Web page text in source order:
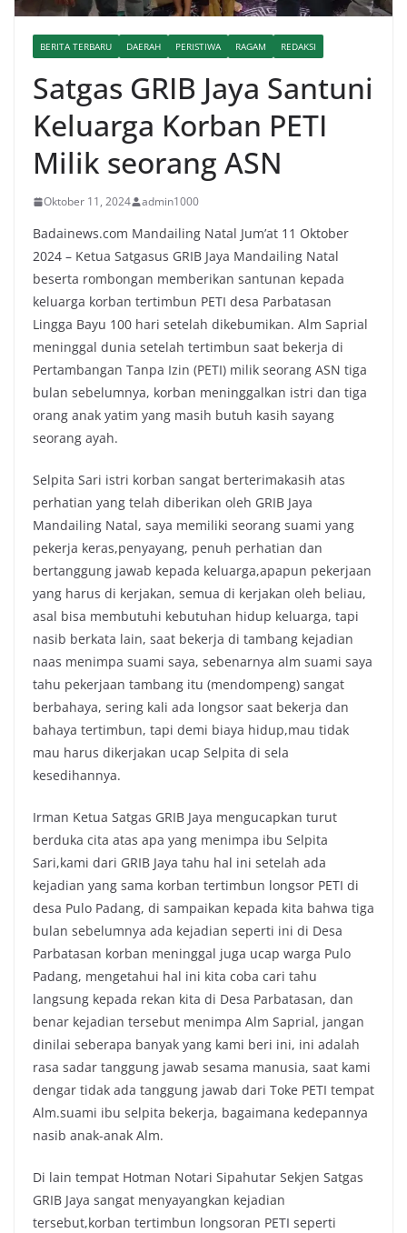
BERITA TERBARU DAERAH PERISTIWA RAGAM REDAKSI
Satgas GRIB Jaya Santuni
Keluarga Korban PETI
Milik seorang ASN
Oktober 11, 2024 admin1000
Badainews.com Mandailing Natal Jum’at 11 Oktober
2024 – Ketua Satgasus GRIB Jaya Mandailing Natal
beserta rombongan memberikan santunan kepada
keluarga korban tertimbun PETI desa Parbatasan
Lingga Bayu 100 hari setelah dikebumikan. Alm Saprial
meninggal dunia setelah tertimbun saat bekerja di
Pertambangan Tanpa Izin (PETI) milik seorang ASN tiga
bulan sebelumnya, korban meninggalkan istri dan tiga
orang anak yatim yang masih butuh kasih sayang
seorang ayah.
Selpita Sari istri korban sangat berterimakasih atas
perhatian yang telah diberikan oleh GRIB Jaya
Mandailing Natal, saya memiliki seorang suami yang
pekerja keras,penyayang, penuh perhatian dan
bertanggung jawab kepada keluarga,apapun pekerjaan
yang harus di kerjakan, semua di kerjakan oleh beliau,
asal bisa membutuhi kebutuhan hidup keluarga, tapi
nasib berkata lain, saat bekerja di tambang kejadian
naas menimpa suami saya, sebenarnya alm suami saya
tahu pekerjaan tambang itu (mendompeng) sangat
berbahaya, sering kali ada longsor saat bekerja dan
bahaya tertimbun, tapi demi biaya hidup,mau tidak
mau harus dikerjakan ucap Selpita di sela
kesedihannya.
Irman Ketua Satgas GRIB Jaya mengucapkan turut
berduka cita atas apa yang menimpa ibu Selpita
Sari,kami dari GRIB Jaya tahu hal ini setelah ada
kejadian yang sama korban tertimbun longsor PETI di
desa Pulo Padang, di sampaikan kepada kita bahwa tiga
bulan sebelumnya ada kejadian seperti ini di Desa
Parbatasan korban meninggal juga ucap warga Pulo
Padang, mengetahui hal ini kita coba cari tahu
langsung kepada rekan kita di Desa Parbatasan, dan
benar kejadian tersebut menimpa Alm Saprial, jangan
dinilai seberapa banyak yang kami beri ini, ini adalah
rasa sadar tanggung jawab sesama manusia, saat kami
dengar tidak ada tanggung jawab dari Toke PETI tempat
Alm.suami ibu selpita bekerja, bagaimana kedepannya
nasib anak-anak Alm.
Di lain tempat Hotman Notari Sipahutar Sekjen Satgas
GRIB Jaya sangat menyayangkan kejadian
tersebut,korban tertimbun longsoran PETI seperti